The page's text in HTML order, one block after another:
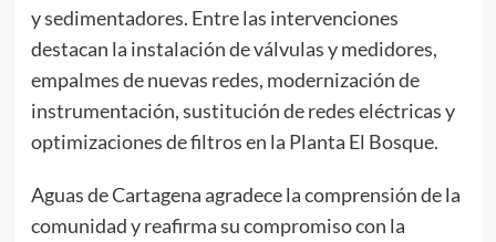
y sedimentadores. Entre las intervenciones
destacan la instalación de válvulas y medidores,
empalmes de nuevas redes, modernización de
instrumentación, sustitución de redes eléctricas y
optimizaciones de filtros en la Planta El Bosque.
Aguas de Cartagena agradece la comprensión de la
comunidad y reafirma su compromiso con la